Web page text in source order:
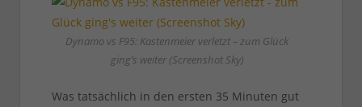
Dynamo vs F95: Kastenmeier verletzt – zum Glück
ging’s weiter (Screenshot Sky)
Was tatsächlich in den ersten 35 Minuten gut